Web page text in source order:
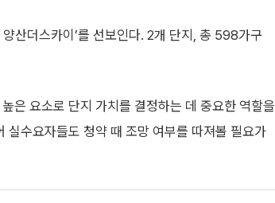
산더스카이’를 선보인다. 2개 단지, 총 598가구
은 요소로 단지 가치를 결정하는 데 중요한 역할을
실수요자들도 청약 때 조망 여부를 따져볼 필요가